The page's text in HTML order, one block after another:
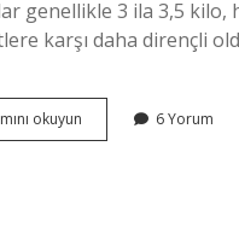
genellikle 3 ila 3,5 kilo,
karşı daha dirençli
okuyun
Tavuğu
6 Yorum